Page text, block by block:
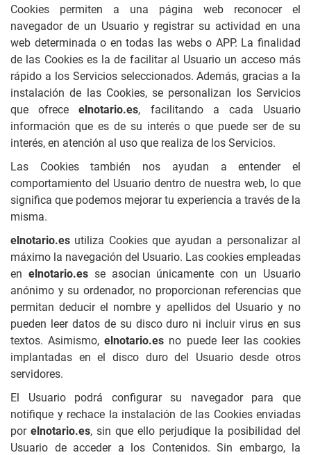
Cookies permiten a una página web reconocer el
navegador de un Usuario y registrar su actividad en una
web determinada o en todas las webs o APP. La finalidad
de las Cookies es la de facilitar al Usuario un acceso más
rápido a los Servicios seleccionados. Además, gracias a la
instalación de las Cookies, se personalizan los Servicios
que ofreceelnotario.es, facilitando a cada Usuario
información que es de su interés o que puede ser de su
interés, en atención al uso que realiza de los Servicios.
Las Cookies también nos ayudan a entender el
comportamiento del Usuario dentro de nuestra web, lo que
significa que podemos mejorar tu experiencia a través de la
misma.
elnotario.es utiliza Cookies que ayudan a personalizar al
máximo la navegación del Usuario. Las cookies empleadas
en elnotario.esse asocian únicamente con un Usuario
anónimo y su ordenador, no proporcionan referencias que
permitan deducir el nombre y apellidos del Usuario y no
pueden leer datos de su disco duro ni incluir virus en sus
textos. Asimismo,elnotario.es no puede leer las cookies
implantadas en el disco duro del Usuario desde otros
servidores.
El Usuario podrá configurar su navegador para que
notifique y rechace la instalación de las Cookies enviadas
por elnotario.es, sin que ello perjudique la posibilidad del
Usuario de acceder a los Contenidos. Sin embargo, la